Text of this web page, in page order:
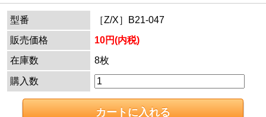
型番
［Z/X］B21-047
販売価格
10円(内税)
在庫数
8枚
購入数